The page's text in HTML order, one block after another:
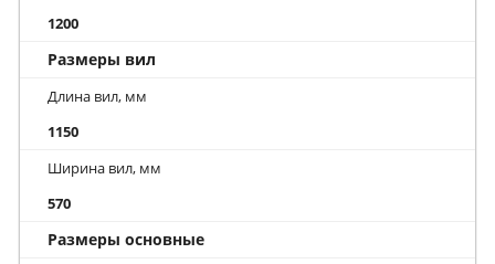
1200
Размеры вил
Длина вил, мм
1150
Ширина вил, мм
570
Размеры основные